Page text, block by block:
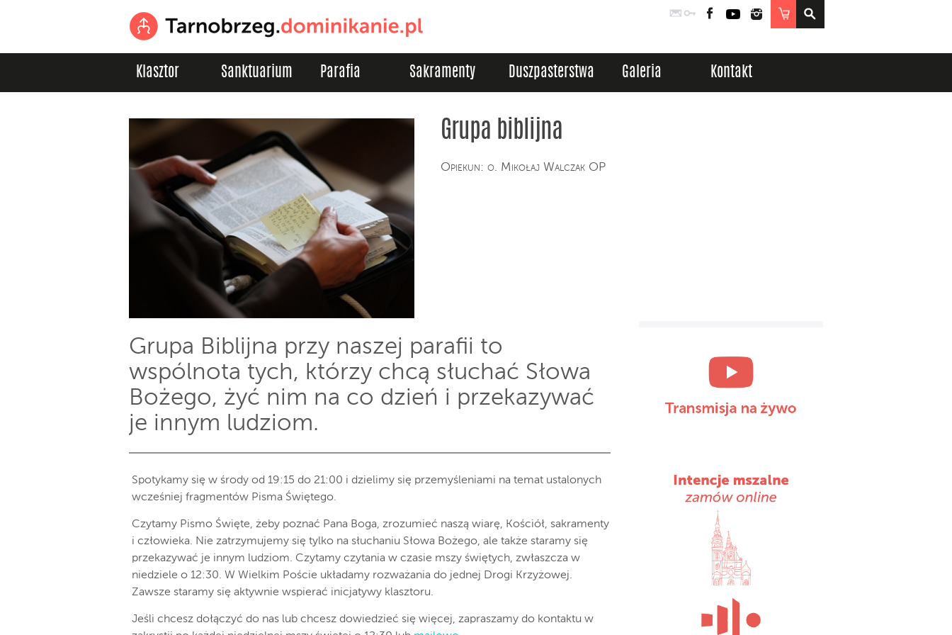
PocztaLogowanie
FacebookYouTubeInstagram
Sklep
Klasztor Sanktuarium Parafia Sakramenty Duszpasterstwa Galeria Kontakt
Grupa biblijna
Opiekun: o. Mikołaj Walczak OP
Grupa Biblijna przy naszej parafii to
wspólnota tych, którzy chcą słuchać Słowa
Bożego, żyć nim na co dzień i przekazywać
je innym ludziom.
Spotykamy się w środy od 19:15 do 21:00 i dzielimy się przemyśleniami na temat ustalonych
wcześniej fragmentów Pisma Świętego.
Czytamy Pismo Święte, żeby poznać Pana Boga, zrozumieć naszą wiarę, Kościół, sakramenty
i człowieka. Nie zatrzymujemy się tylko na słuchaniu Słowa Bożego, ale także staramy się
przekazywać je innym ludziom. Czytamy czytania w czasie mszy świętych, zwłaszcza w
niedziele o 12:30. W Wielkim Poście układamy rozważania do jednej Drogi Krzyżowej.
Zawsze staramy się aktywnie wspierać inicjatywy klasztoru.
Jeśli chcesz dołączyć do nas lub chcesz dowiedzieć się więcej, zapraszamy do kontaktu w